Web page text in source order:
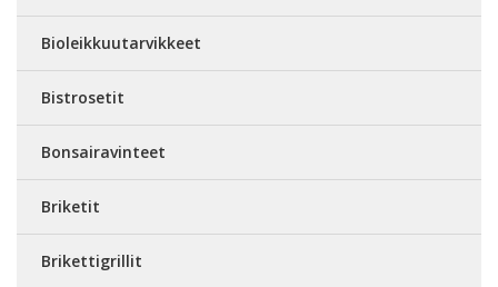
Bioleikkuutarvikkeet
Bistrosetit
Bonsairavinteet
Briketit
Brikettigrillit